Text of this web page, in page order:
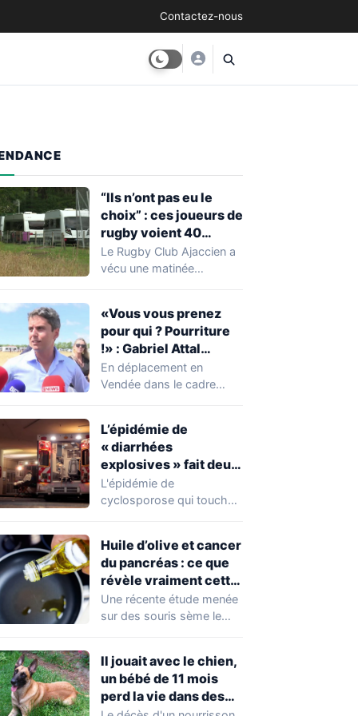
Contactez-nous
“Ils n’ont pas eu le
choix” : ces joueurs de
rugby voient 40
caravanes de gens du
voyage s’installer
heure
Le Rugby Club Ajaccien a
vécu une matinée
découverte d'une…
«Vous vous prenez
pour qui ? Pourriture
!» : Gabriel Attal
chahuté sur un
campement illégal
En déplacement en
Vendée dans le cadre
occupations…
L’épidémie de
« diarrhées
explosives » fait deux
premiers morts
L'épidémie de
cyclosporose qui touche
aggravation. Les autorités
sanitaires…
Huile d’olive et cancer
du pancréas : ce que
révèle vraiment cette
étude avant de
changer vos
Une récente étude menée
sur des souris sème le
Il jouait avec le chien,
un bébé de 11 mois
perd la vie dans des